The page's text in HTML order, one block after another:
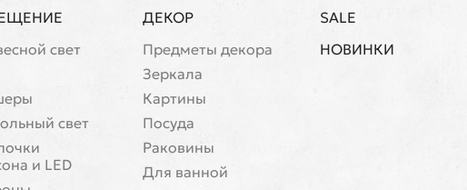
свет
свет
и LED
ДЕКОР
Предметы декора
Зеркала
Картины
Посуда
Раковины
Для ванной
SALE
НОВИНКИ